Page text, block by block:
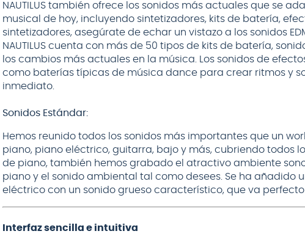
NAUTILUS también ofrece los sonidos más actuales que se
musical de hoy, incluyendo sintetizadores, kits de batería,
sintetizadores, asegúrate de echar un vistazo a los sonidos
NAUTILUS cuenta con más de 50 tipos de kits de batería,
los cambios más actuales en la música. Los sonidos de
como baterías típicas de música dance para crear ritmos y
inmediato.
Sonidos Estándar:
Hemos reunido todos los sonidos más importantes que un
piano, piano eléctrico, guitarra, bajo y más, cubriendo todos
de piano, también hemos grabado el atractivo ambiente
piano y el sonido ambiental tal como desees. Se ha añadido
eléctrico con un sonido grueso característico, que va
Interfaz sencilla e intuitiva